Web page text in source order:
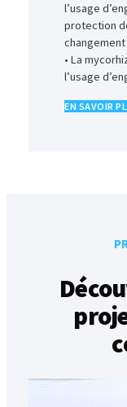
l’usage
protection
• La
l’usage
EN SAVOIR